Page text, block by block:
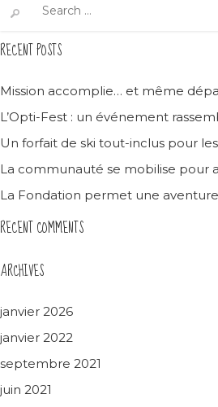
for:
RECENT POSTS
Mission accomplie… et même
L’Opti-Fest : un événement
Un forfait de ski tout-inclus pour
La communauté se mobilise pour
La Fondation permet une aventure
RECENT COMMENTS
ARCHIVES
janvier 2026
janvier 2022
septembre 2021
juin 2021